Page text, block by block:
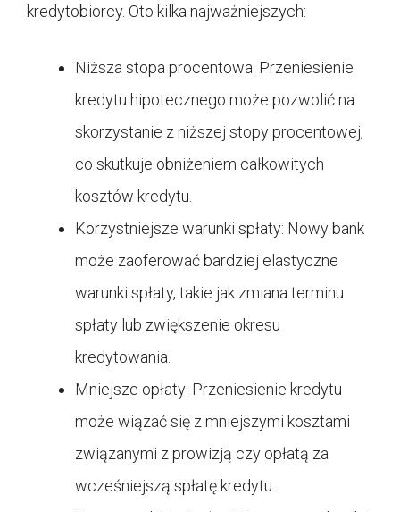
kredytobiorcy. Oto kilka najważniejszych:
Niższa stopa procentowa: Przeniesienie
kredytu hipotecznego może pozwolić na
skorzystanie z niższej stopy procentowej,
co skutkuje obniżeniem całkowitych
kosztów kredytu.
Korzystniejsze warunki spłaty: Nowy bank
może zaoferować bardziej elastyczne
warunki spłaty, takie jak zmiana terminu
spłaty lub zwiększenie okresu
kredytowania.
Mniejsze opłaty: Przeniesienie kredytu
może wiązać się z mniejszymi kosztami
związanymi z prowizją czy opłatą za
wcześniejszą spłatę kredytu.